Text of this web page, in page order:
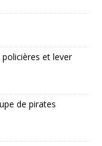
et lever
de pirates